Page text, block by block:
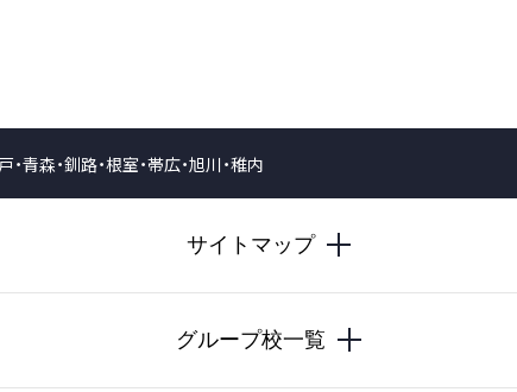
・青森・釧路・根室・帯広・旭川・稚内
サイトマップ
グループ校一覧